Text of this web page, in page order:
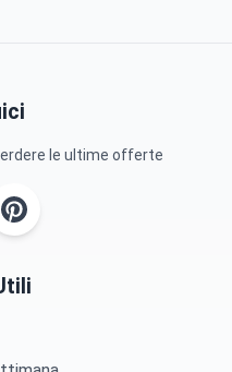
le ultime offerte